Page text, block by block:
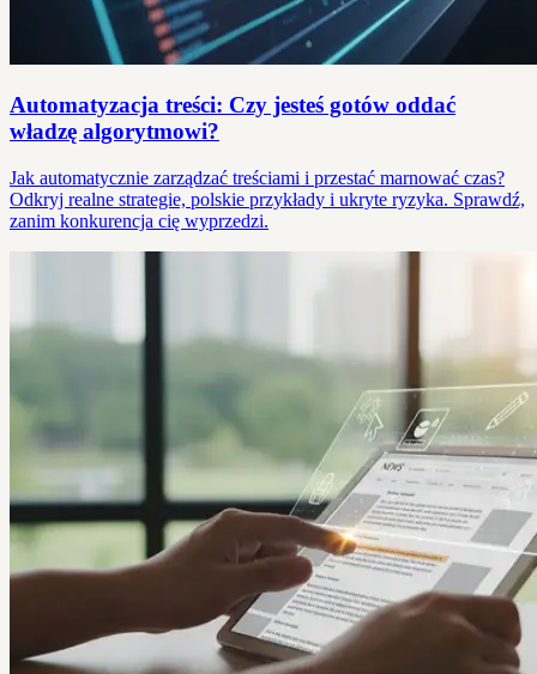
Automatyzacja treści: Czy jesteś gotów oddać
władzę algorytmowi?
Jak automatycznie zarządzać treściami i przestać marnować czas?
Odkryj realne strategie, polskie przykłady i ukryte ryzyka. Sprawdź,
zanim konkurencja cię wyprzedzi.